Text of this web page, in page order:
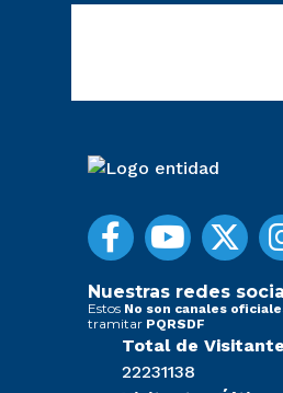
Nuestras redes
Estos No son canales
tramitar PQRSDF
Total de
22231138